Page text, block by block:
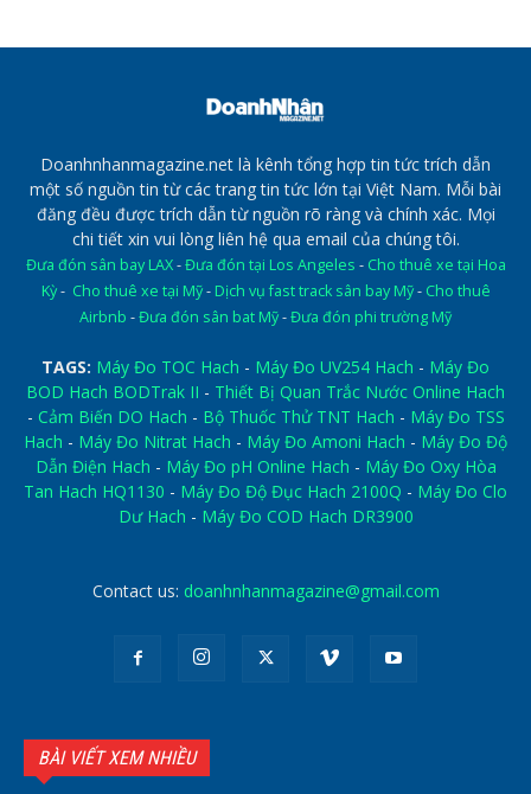
Doanhnhanmagazine.net là kênh tổng hợp tin tức trích dẫn
một số nguồn tin từ các trang tin tức lớn tại Việt Nam. Mỗi bài
đăng đều được trích dẫn từ nguồn rõ ràng và chính xác. Mọi
chi tiết xin vui lòng liên hệ qua email của chúng tôi.
Đưa đón sân bay LAX-Đưa đón tại Los Angeles - Cho thuê xe tại Hoa
Kỳ- Cho thuê xe tại Mỹ- Dịch vụ fast track sân bay Mỹ- Cho thuê
Airbnb -Đưa đón sân bat Mỹ-Đưa đón phi trường Mỹ
TAGS: Máy Đo TOC Hach - Máy Đo UV254 Hach - Máy Đo
BOD Hach BODTrak II - Thiết Bị Quan Trắc Nước Online Hach
- Cảm Biến DO Hach - Bộ Thuốc Thử TNT Hach - Máy Đo TSS
Hach - Máy Đo Nitrat Hach - Máy Đo Amoni Hach - Máy Đo Độ
Dẫn Điện Hach - Máy Đo pH Online Hach - Máy Đo Oxy Hòa
Tan Hach HQ1130 - Máy Đo Độ Đục Hach 2100Q - Máy Đo Clo
Dư Hach - Máy Đo COD Hach DR3900
Contact us: doanhnhanmagazine@gmail.com
BÀI VIẾT XEM NHIỀU